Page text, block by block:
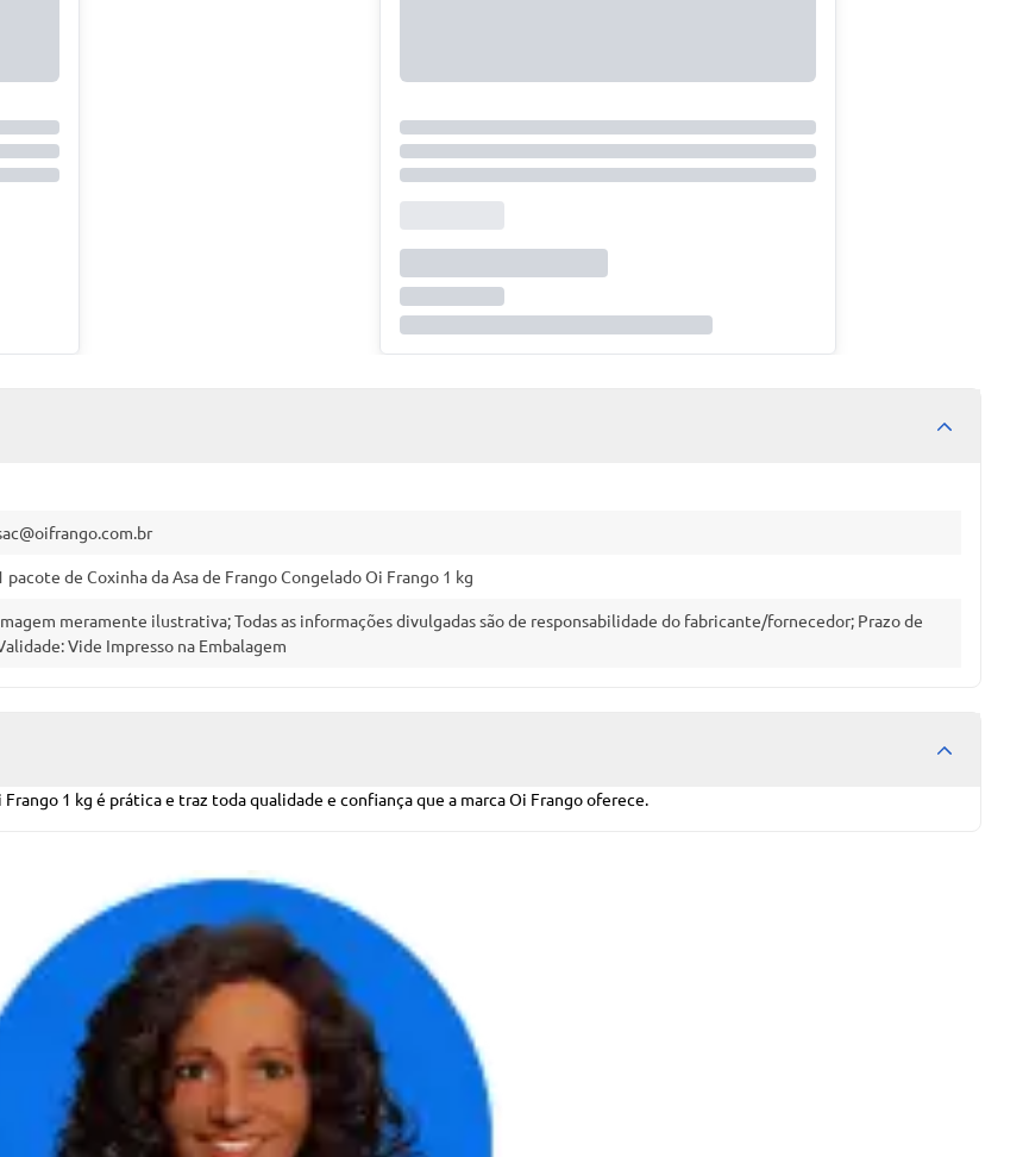
pacote de Coxinha da Asa de Frango Congelado Oi Frango 1 kg
meramente ilustrativa; Todas as informações divulgadas são de responsabilidade do fabricante/fornecedor; Prazo de
Vide Impresso na Embalagem
1 kg é prática e traz toda qualidade e confiança que a marca Oi Frango oferece.